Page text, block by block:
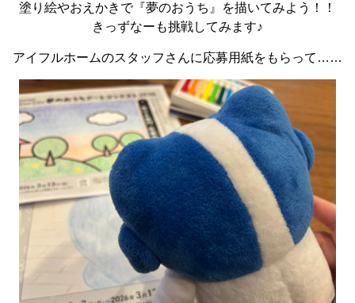
塗り絵やおえかきで『夢のおうち』を描いてみよう！！
きっずなーも挑戦してみます♪
アイフルホームのスタッフさんに応募用紙をもらって……